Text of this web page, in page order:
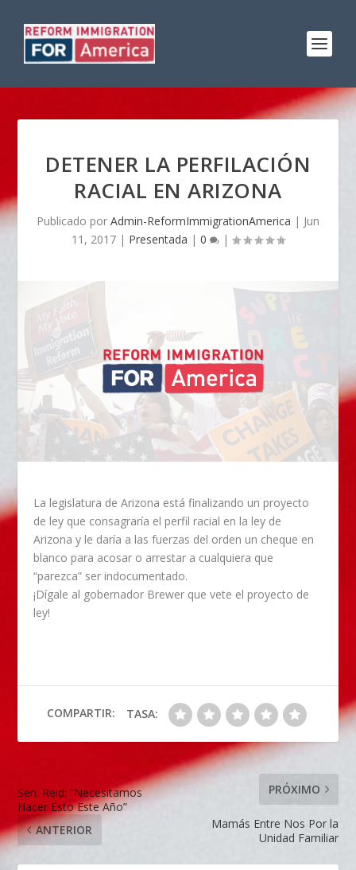
DETENER LA PERFILACIÓN
RACIAL EN ARIZONA
Publicado por Admin-ReformImmigrationAmerica | Jun
11, 2017 | Presentada | 0 |
La legislatura de Arizona está finalizando un proyecto
de ley que consagraría el perfil racial en la ley de
Arizona y le daría a las fuerzas del orden un cheque en
blanco para acosar o arrestar a cualquiera que
“parezca” ser indocumentado.
¡Dígale al gobernador Brewer que vete el proyecto de
ley!
COMPARTIR: TASA:
Sen. Reid: “Necesitamos
Hacer Esto Este Año”
ANTERIOR
PRÓXIMO
Mamás Entre Nos Por la
Unidad Familiar